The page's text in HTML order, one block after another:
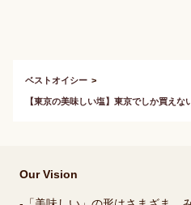
ベストオイシー
【東京の美味しい塩】東京でしか買えな
Our Vision